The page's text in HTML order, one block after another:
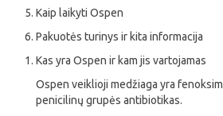
Kaip laikyti Ospen
Pakuotės turinys ir kita informacija
Kas yra Ospen ir kam jis vartojamas
Ospen veiklioji medžiaga yra
penicilinų grupės antibiotikas.